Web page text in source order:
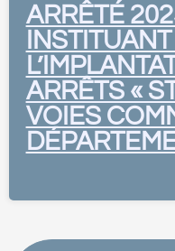
ARRÊTÉ
ARRÊTS «
VOIES